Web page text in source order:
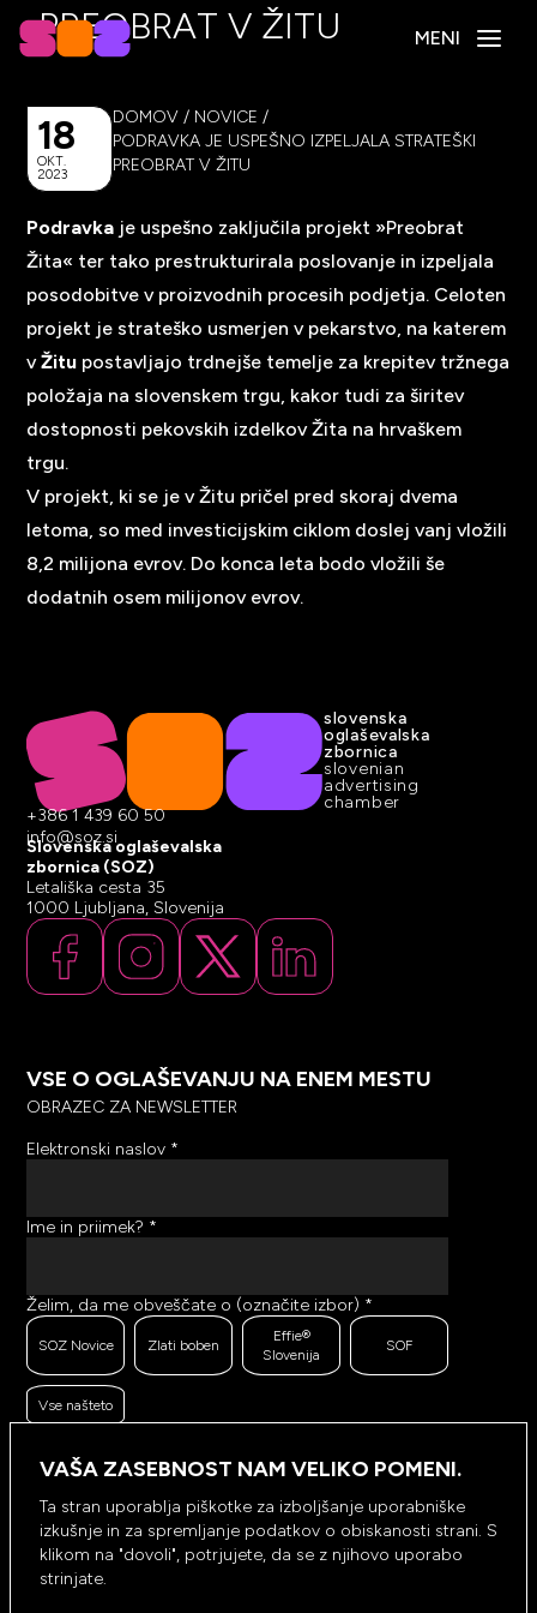
MENI
PREOBRAT V ŽITU
18
OKT.
2023
DOMOV / NOVICE /
PODRAVKA JE USPEŠNO IZPELJALA STRATEŠKI
PREOBRAT V ŽITU
Podravka je uspešno zaključila projekt »Preobrat
Žita« ter tako prestrukturirala poslovanje in izpeljala
posodobitve v proizvodnih procesih podjetja. Celoten
projekt je strateško usmerjen v pekarstvo, na katerem
vŽitu postavljajo trdnejše temelje za krepitev tržnega
položaja na slovenskem trgu, kakor tudi za širitev
dostopnosti pekovskih izdelkov Žita na hrvaškem
trgu.
V projekt, ki se je v Žitu pričel pred skoraj dvema
letoma, so med investicijskim ciklom doslej vanj vložili
8,2 milijona evrov. Do konca leta bodo vložili še
dodatnih osem milijonov evrov.
slovenska
oglaševalska
zbornica
slovenian
advertising
chamber
+386 1 439 60 50
info@soz.si
Slovenska oglaševalska
zbornica (SOZ)
Letališka cesta 35
1000 Ljubljana, Slovenija
VSE O OGLAŠEVANJU NA ENEM MESTU
OBRAZEC ZA NEWSLETTER
Elektronski naslov *
Ime in priimek? *
SOZ Novice Zlati boben
Effie®
Slovenija
SOF
Vse našteto
Želim, da me obveščate o (označite izbor) *
Da, dovolim
Ne, ne
zanimivo vsebino, bi želeli meriti odzive na poslana
sporočila. Ali nam dovolite, da beležimo, hranimo
prikaze prejetih sporočil ter klike na povezave v
prejetih sporočilih? *
VAŠA ZASEBNOST NAM VELIKO POMENI.
Ta stran uporablja piškotke za izboljšanje uporabniške
izkušnje in za spremljanje podatkov o obiskanosti strani. S
klikom na "dovoli", potrjujete, da se z njihovo uporabo
strinjate.